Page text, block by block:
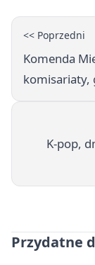
<< Poprzedni
Komenda
komisariaty,
K-pop,
Przydatne